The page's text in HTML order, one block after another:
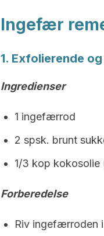
Ingefær
1. Exfolierende
Ingredienser
1 ingefærrod
2 spsk. brunt
1/3 kop kokosolie
Forberedelse
Riv ingefærroden